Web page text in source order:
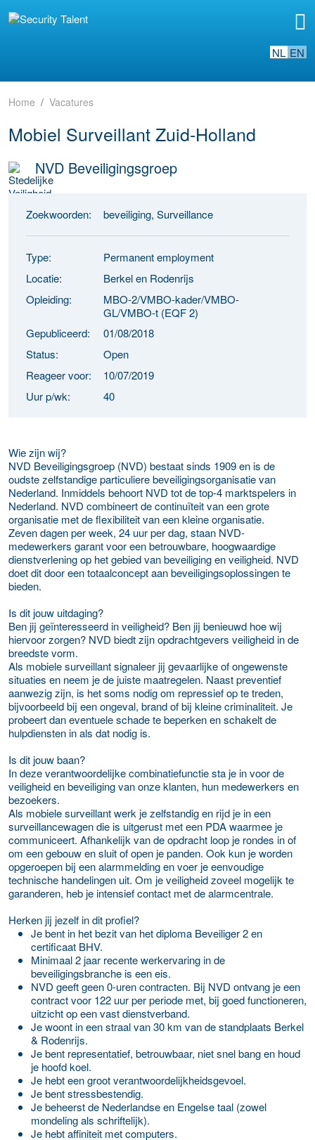
NL EN
Home Vacatures
Mobiel Surveillant Zuid-Holland
NVD Beveiligingsgroep
Zoekwoorden: beveiliging, Surveillance
Type:
Permanent employment
Locatie:
Berkel en Rodenrijs
Opleiding:
MBO-2/VMBO-kader/VMBO-
GL/VMBO-t (EQF 2)
Gepubliceerd:
01/08/2018
Status:
Open
Reageer voor:
10/07/2019
Uur p/wk:
40
Wie zijn wij?
NVD Beveiligingsgroep (NVD) bestaat sinds 1909 en is de
oudste zelfstandige particuliere beveiligingsorganisatie van
Nederland. Inmiddels behoort NVD tot de top-4 marktspelers in
Nederland. NVD combineert de continuïteit van een grote
organisatie met de flexibiliteit van een kleine organisatie.
Zeven dagen per week, 24 uur per dag, staan NVD-
medewerkers garant voor een betrouwbare, hoogwaardige
dienstverlening op het gebied van beveiliging en veiligheid. NVD
doet dit door een totaalconcept aan beveiligingsoplossingen te
bieden.
Is dit jouw uitdaging?
Ben jij geïnteresseerd in veiligheid? Ben jij benieuwd hoe wij
hiervoor zorgen? NVD biedt zijn opdrachtgevers veiligheid in de
breedste vorm.
Als mobiele surveillant signaleer jij gevaarlijke of ongewenste
situaties en neem je de juiste maatregelen. Naast preventief
aanwezig zijn, is het soms nodig om repressief op te treden,
bijvoorbeeld bij een ongeval, brand of bij kleine criminaliteit. Je
probeert dan eventuele schade te beperken en schakelt de
hulpdiensten in als dat nodig is.
Is dit jouw baan?
In deze verantwoordelijke combinatiefunctie sta je in voor de
veiligheid en beveiliging van onze klanten, hun medewerkers en
bezoekers.
Als mobiele surveillant werk je zelfstandig en rijd je in een
surveillancewagen die is uitgerust met een PDA waarmee je
communiceert. Afhankelijk van de opdracht loop je rondes in of
om een gebouw en sluit of open je panden. Ook kun je worden
opgeroepen bij een alarmmelding en voer je eenvoudige
technische handelingen uit. Om je veiligheid zoveel mogelijk te
garanderen, heb je intensief contact met de alarmcentrale.
Herken jij jezelf in dit profiel?
Je bent in het bezit van het diploma Beveiliger 2 en
certificaat BHV.
Minimaal 2 jaar recente werkervaring in de
beveiligingsbranche is een eis.
NVD geeft geen 0-uren contracten. Bij NVD ontvang je een
contract voor 122 uur per periode met, bij goed functioneren,
uitzicht op een vast dienstverband.
Je woont in een straal van 30 km van de standplaats Berkel
& Rodenrijs.
Je bent representatief, betrouwbaar, niet snel bang en houd
je hoofd koel.
Je hebt een groot verantwoordelijkheidsgevoel.
Je bent stressbestendig.
Je beheerst de Nederlandse en Engelse taal (zowel
mondeling als schriftelijk).
Je hebt affiniteit met computers.